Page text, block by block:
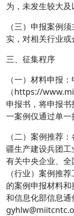
为，未发生较大及
（三）申报案例
实，对相关行业或
三、征集程序
（一）材料申报
（https://
申报书，将申报
一案例仅通过单一
（二）案例推荐
疆生产建设兵团工
有关中央企业、
（行业）案例推
的案例申报材料
和信息化部信息